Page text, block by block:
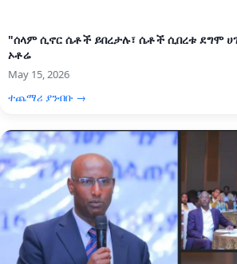
"ሰላም ሲኖር ሴቶች ይበረታሉ፣ ሴቶች ሲበረቱ ደግሞ
ኦቶሬ
May 15, 2026
ተጨማሪ ያንብቡ →